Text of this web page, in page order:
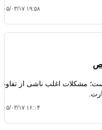
۱۴۰۵/۰۳/۱۷
مشکلات اغلب ناشی از
۱۴۰۵/۰۳/۱۷